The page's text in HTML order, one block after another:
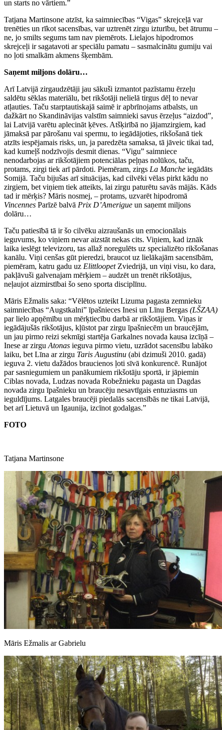
un starts no vārtiem.”
Tatjana Martinsone atzīst, ka saimniecības “Vigas” skrejceļā var
trenēties un rīkot sacensības, var uztrenēt zirgu izturību, bet ātrumu –
ne, jo smilts segums tam nav piemērots. Lielajos hipodromos
skrejceļi ir sagatavoti ar speciālu pamatu – sasmalcinātu gumiju vai
no ļoti smalkām akmens šķembām.
Saņemt miljons dolāru…
Arī Latvijā zirgaudzētāji jau sākuši izmantot pazīstamu ērzeļu
saldētu sēklas materiālu, bet rikšotāji nelielā tirgus dēļ to nevar
atļauties. Taču starptautiskajā saimē ir apbrīnojams atbalsts, un
dažkārt no Skandināvijas valstīm saimnieki savus ērzeļus “aizdod”,
lai Latvijā varētu aplecināt ķēves. Atšķirībā no jājamzirgiem, kad
jāmaksā par pārošanu vai spermu, to iegādājoties, rikšošanā tiek
atzīts iespējamais risks, un, ja paredzēta samaksa, tā jāveic tikai tad,
kad kumeļš nodzīvojis desmit dienas. “Vigu” saimniece
nenodarbojas ar rikšotājiem potenciālas peļņas nolūkos, taču,
protams, zirgi tiek arī pārdoti. Piemēram, zirgs La Manche iegādāts
Somijā. Taču bijušas arī situācijas, kad cilvēki vēlas pirkt kādu no
zirgiem, bet viņiem tiek atteikts, lai zirgu paturētu savās mājās. Kāds
tad ir mērķis? Māris nosmej, – protams, uzvarēt hipodromā
Vincennes Parīzē balvā Prix D’Amerigue un saņemt miljons
dolāru…
Taču patiesībā tā ir šo cilvēku aizraušanās un emocionālais
ieguvums, ko viņiem nevar aizstāt nekas cits. Viņiem, kad iznāk
laika ieslēgt televizoru, tas allaž noregulēts uz specializēto rikšošanas
kanālu. Viņi cenšas gūt pieredzi, braucot uz lielākajām sacensībām,
piemēram, katru gadu uz ElittloopetZviedrijā, un viņi visu, ko dara,
pakļāvuši galvenajam mērķiem – audzēt un trenēt rikšotājus,
neļaujot aizmirstībai šo seno sporta disciplīnu.
Māris Ežmalis saka: “Vēlētos uzteikt Lizuma pagasta zemnieku
saimniecības “Augstkalni” īpašnieces Inesi un Līnu Bergas (LŠZAA)
par lielo apņēmību un mērķtiecību darbā ar rikšotājiem. Viņas ir
iegādājušās rikšotājus, kļūstot par zirgu īpašniecēm un braucējām,
un jau pirmo reizi sekmīgi startēja Garkalnes novada kausa izcīņā –
Inese ar zirgu Atonas ieguva pirmo vietu, uzrādot sacensību labāko
laiku, bet Līna ar zirgu Taris Augustinu (abi dzimuši 2010. gadā)
ieguva 2. vietu dažādos braucienos ļoti sīvā konkurencē. Runājot
par sasniegumiem un panākumiem rikšotāju sportā, ir jāpiemin
Ciblas novada, Ludzas novada Robežnieku pagasta un Dagdas
novada zirgu īpašnieku un braucēju nesavtīgais entuziasms un
ieguldījums. Latgales braucēji piedalās sacensībās ne tikai Latvijā,
bet arī Lietuvā un Igaunija, izcīnot godalgas.”
FOTO
Tatjana Martinsone
Māris Ežmalis ar Gabrielu